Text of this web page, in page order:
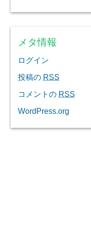
メタ情報
ログイン
投稿の RSS
コメントの RSS
WordPress.org